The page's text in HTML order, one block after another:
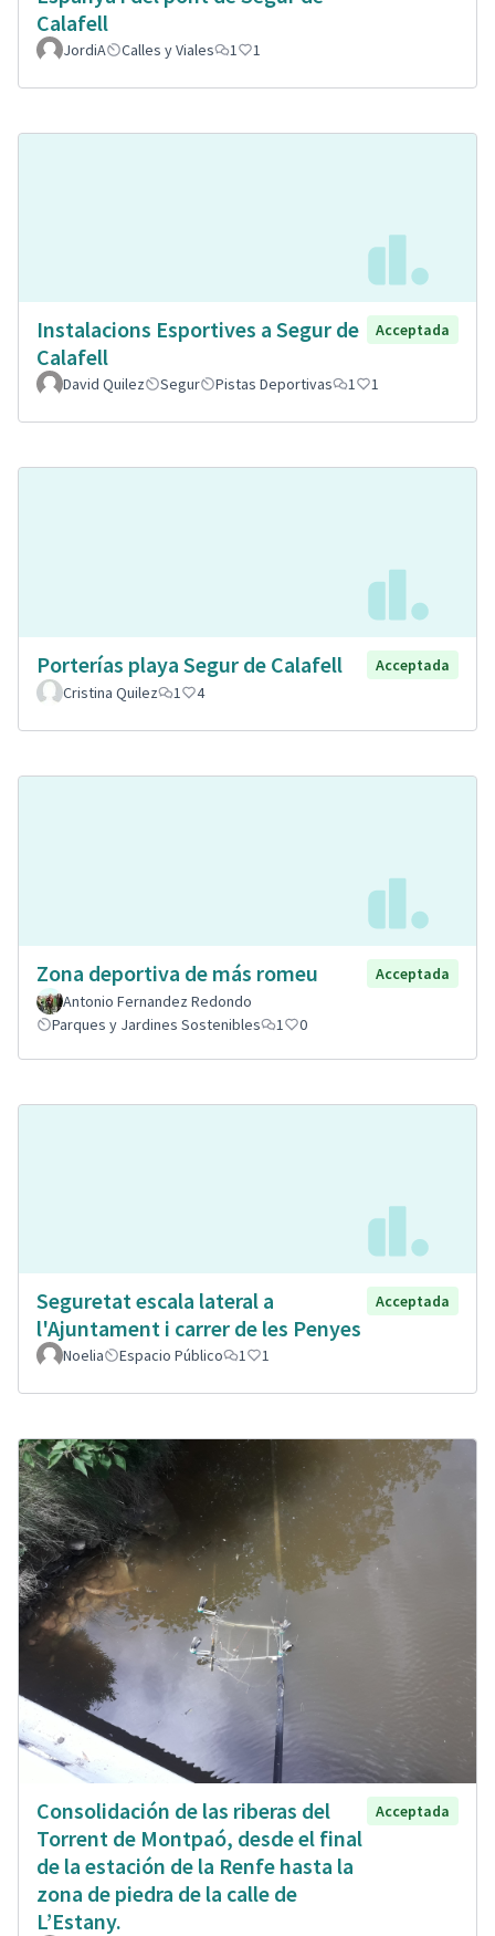
Calafell
JordiA Calles y Viales 1 1
Instalacions Esportives a Segur de
Calafell
Acceptada
David Quilez Segur Pistas Deportivas 1 1
Porterías playa Segur de Calafell
Acceptada
Cristina Quilez
1 4
Zona deportiva de más romeu
Acceptada
Antonio Fernandez Redondo
Parques y Jardines Sostenibles
1 0
Seguretat escala lateral a
l'Ajuntament i carrer de les Penyes
Acceptada
Noelia Espacio Público 1 1
Consolidación de las riberas del
Torrent de Montpaó, desde el final
de la estación de la Renfe hasta la
zona de piedra de la calle de
L’Estany.
Acceptada